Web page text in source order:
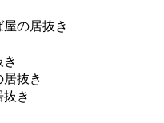
の居抜き
抜き
き